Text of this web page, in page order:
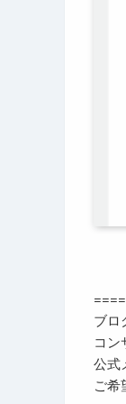
ブロ
コン
公式
ご希